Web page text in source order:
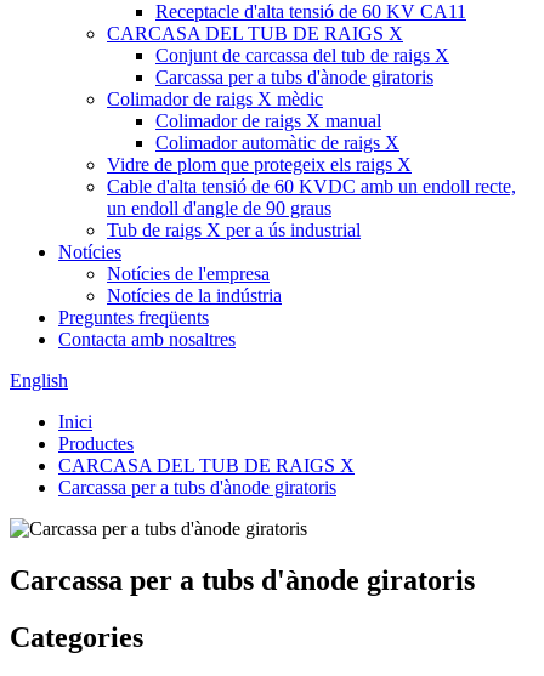
Receptacle d'alta tensió de 60 KV CA11
CARCASA DEL TUB DE RAIGS X
Conjunt de carcassa del tub de raigs X
Carcassa per a tubs d'ànode giratoris
Colimador de raigs X mèdic
Colimador de raigs X manual
Colimador automàtic de raigs X
Vidre de plom que protegeix els raigs X
Cable d'alta tensió de 60 KVDC amb un endoll recte,
un endoll d'angle de 90 graus
Tub de raigs X per a ús industrial
Notícies
Notícies de l'empresa
Notícies de la indústria
Preguntes freqüents
Contacta amb nosaltres
English
Inici
Productes
CARCASA DEL TUB DE RAIGS X
Carcassa per a tubs d'ànode giratoris
Carcassa per a tubs d'ànode giratoris
Categories